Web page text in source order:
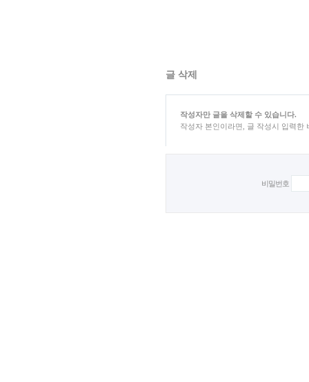
글 삭제
작성자만 글을 삭제할 수 있습니다.
작성자 본인이라면, 글 작성시 입력한
비밀번호